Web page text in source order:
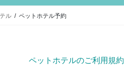
ル ペットホテル予約
ペットホテルのご利用規約